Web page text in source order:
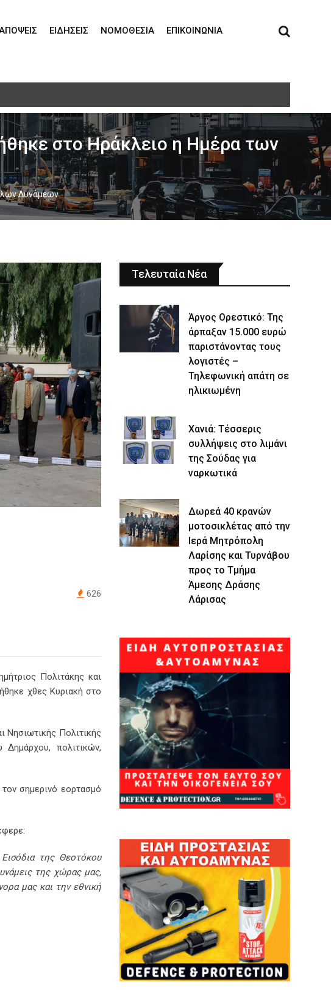
ΕΙΔΉΣΕΙΣ ΝΟΜΟΘΕΣΊΑ ΕΠΙΚΟΙΝΩΝΊΑ
απάτη σε ηλικιωμένη
στο Ηράκλειο η Hμέρα των
Δυνάμεων
626
Πολιτάκης και
χθες Κυριακή στο
Νησιωτικής Πολιτικής
πολιτικών,
σημερινό εορτασμό
της Θεοτόκου
της χώρας μας,
μας και την εθνική
Τελευταία Νέα
Άργος Ορεστικό: Της
άρπαξαν 15.000 ευρώ
παριστάνοντας τους
λογιστές –
Τηλεφωνική απάτη σε
ηλικιωμένη
Χανιά: Τέσσερις
συλλήψεις στο λιμάνι
της Σούδας για
ναρκωτικά
Δωρεά 40 κρανών
μοτοσικλέτας από την
Ιερά Μητρόπολη
Λαρίσης και Τυρνάβου
προς το Τμήμα
Άμεσης Δράσης
Λάρισας